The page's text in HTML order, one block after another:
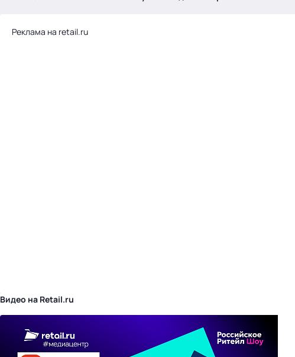
Реклама на retail.ru
Видео на Retail.ru